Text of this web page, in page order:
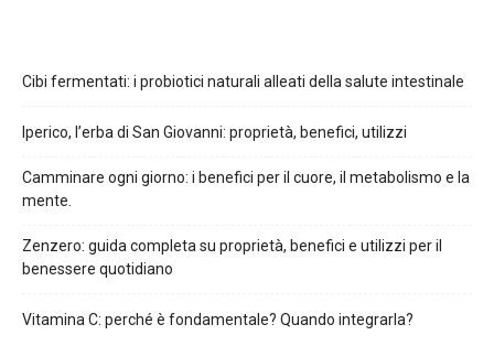
Cibi fermentati: i probiotici naturali alleati della salute intestinale
Iperico, l’erba di San Giovanni: proprietà, benefici, utilizzi
Camminare ogni giorno: i benefici per il cuore, il metabolismo e la
mente.
Zenzero: guida completa su proprietà, benefici e utilizzi per il
benessere quotidiano
Vitamina C: perché è fondamentale? Quando integrarla?